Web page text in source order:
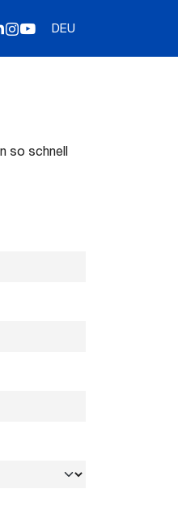
us on
LinkedIn
Instagram
YouTube
DEU
so schnell